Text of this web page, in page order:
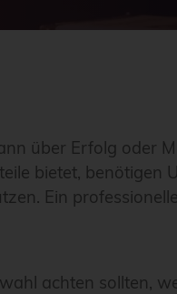
über Erfolg oder
bietet, benötigen
Ein
achten sollten,